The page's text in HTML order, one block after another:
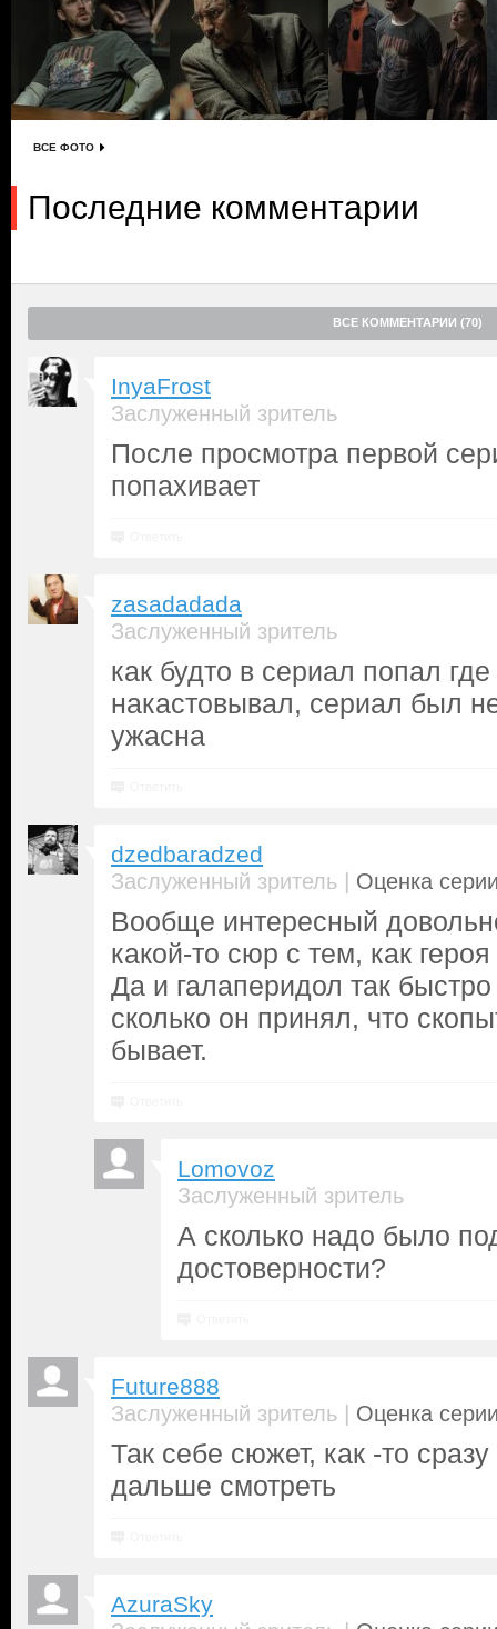
ВСЕ ФОТО
Последние комментарии
ВСЕ КОММЕНТАРИИ (70)
InyaFrost
Заслуженный зритель
После просмотра первой
попахивает
zasadadada
Заслуженный зритель
как будто в сериал попал
накастовывал, сериал был
ужасна
dzedbaradzed
Заслуженный зритель | Оценка
Вообще интересный
какой-то сюр с тем, как
Да и галаперидол так
сколько он принял, что
бывает.
Lomovoz
Заслуженный зритель
А сколько надо было
достоверности?
Future888
Заслуженный зритель | Оценка
Так себе сюжет, как -то
дальше смотреть
AzuraSky